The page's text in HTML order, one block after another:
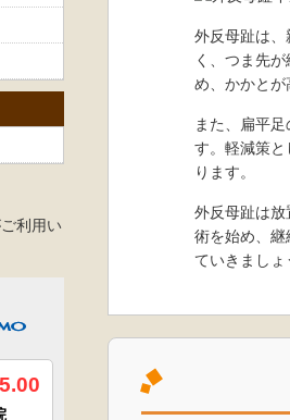
外反母趾は
く、つま先
め、かかと
また、扁平
す。軽減策
ります。
外反母趾は
術を始め、
ていきましょ